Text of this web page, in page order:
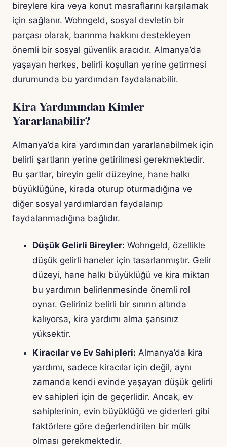
bireylere kira veya konut masraflarını karşılamak
için sağlanır. Wohngeld, sosyal devletin bir
parçası olarak, barınma hakkını destekleyen
önemli bir sosyal güvenlik aracıdır. Almanya’da
yaşayan herkes, belirli koşulları yerine getirmesi
durumunda bu yardımdan faydalanabilir.
Kira Yardımından Kimler
Yararlanabilir?
Almanya’da kira yardımından yararlanabilmek için
belirli şartların yerine getirilmesi gerekmektedir.
Bu şartlar, bireyin gelir düzeyine, hane halkı
büyüklüğüne, kirada oturup oturmadığına ve
diğer sosyal yardımlardan faydalanıp
faydalanmadığına bağlıdır.
Düşük Gelirli Bireyler: Wohngeld, özellikle
düşük gelirli haneler için tasarlanmıştır. Gelir
düzeyi, hane halkı büyüklüğü ve kira miktarı
bu yardımın belirlenmesinde önemli rol
oynar. Geliriniz belirli bir sınırın altında
kalıyorsa, kira yardımı alma şansınız
yüksektir.
Kiracılar ve Ev Sahipleri: Almanya’da kira
yardımı, sadece kiracılar için değil, aynı
zamanda kendi evinde yaşayan düşük gelirli
ev sahipleri için de geçerlidir. Ancak, ev
sahiplerinin, evin büyüklüğü ve giderleri gibi
faktörlere göre değerlendirilen bir mülk
olması gerekmektedir.